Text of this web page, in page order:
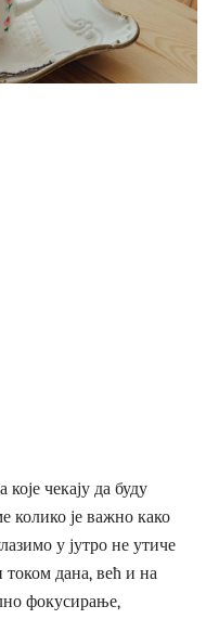
чекају да буду
колико је важно како
у јутро не утиче
током дана, већ и на
фокусирање,